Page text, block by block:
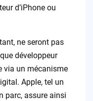
d’iPhone ou
ne seront pas
développeur
via un mécanisme
Apple, tel un
parc, assure ainsi